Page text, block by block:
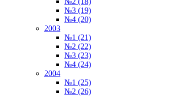
№3 (19)
№4 (20)
2003
№1 (21)
№2 (22)
№3 (23)
№4 (24)
2004
№1 (25)
№2 (26)